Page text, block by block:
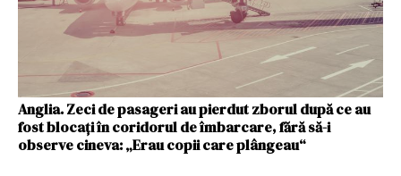
Anglia. Zeci de pasageri au pierdut zborul după ce au
fost blocați în coridorul de îmbarcare, fără să-i
observe cineva: „Erau copii care plângeau“